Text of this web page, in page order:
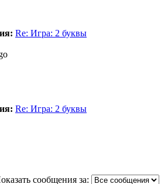
Re: Игра: 2 буквы
Re: Игра: 2 буквы
сообщения за: